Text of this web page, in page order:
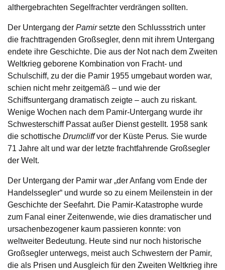
althergebrachten Segelfrachter verdrängen sollten.
Der Untergang der Pamirsetzte den Schlussstrich unter
die frachttragenden Großsegler, denn mit ihrem Untergang
endete ihre Geschichte. Die aus der Not nach dem Zweiten
Weltkrieg geborene Kombination von Fracht- und
Schulschiff, zu der die Pamir 1955 umgebaut worden war,
schien nicht mehr zeitgemäß – und wie der
Schiffsuntergang dramatisch zeigte – auch zu riskant.
Wenige Wochen nach dem Pamir-Untergang wurde ihr
Schwesterschiff Passat außer Dienst gestellt. 1958 sank
die schottische Drumcliffvor der Küste Perus. Sie wurde
71 Jahre alt und war der letzte frachtfahrende Großsegler
der Welt.
Der Untergang der Pamir war „der Anfang vom Ende der
Handelssegler“ und wurde so zu einem Meilenstein in der
Geschichte der Seefahrt. Die Pamir-Katastrophe wurde
zum Fanal einer Zeitenwende, wie dies dramatischer und
ursachenbezogener kaum passieren konnte: von
weltweiter Bedeutung. Heute sind nur noch historische
Großsegler unterwegs, meist auch Schwestern der Pamir,
die als Prisen und Ausgleich für den Zweiten Weltkrieg ihre